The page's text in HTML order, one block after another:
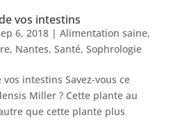
vos intestins
6, 2018| Alimentation saine,
, Nantes, Santé, Sophrologie
vos intestins Savez-vous ce
Miller ? Cette plante au
que cette plante plus